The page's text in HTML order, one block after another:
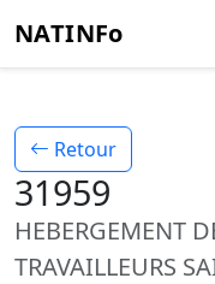
NATINFo
Retour
31959
HEBERGEMENT
TRAVAILLEURS